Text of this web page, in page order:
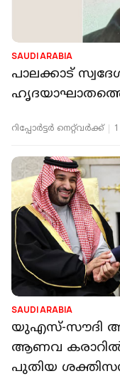
SAUDI ARABIA
പാലക്കാട്
റിപ്പോർട്ടർ നെറ്റ്‌വര്‍ക്ക്‌
SAUDI ARABIA
യുഎസ്-സൗദി
ആണവ കരാറിൽ
പുതിയ